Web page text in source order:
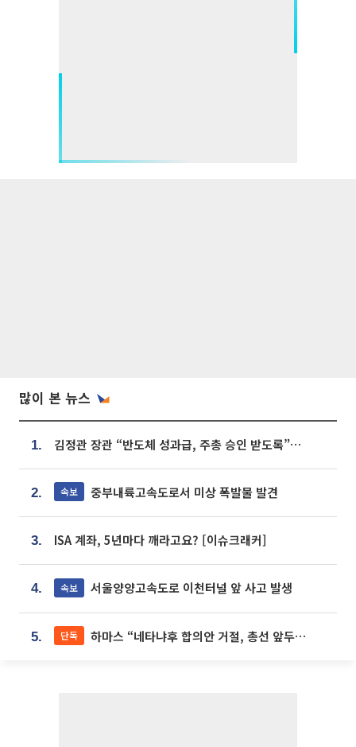
많이 본 뉴스
1. 김정관 장관 “반도체 성과급, 주총 승인 받도록”…상법·자본시장법 개정 시사
2. 속보 중부내륙고속도로서 미상 폭발물 발견
3. ISA 계좌, 5년마다 깨라고요? [이슈크래커]
4. 속보 서울양양고속도로 이천터널 앞 사고 발생
5. 단독 하마스 “네타냐후 합의안 거절, 총선 앞두고 시간 끌기”